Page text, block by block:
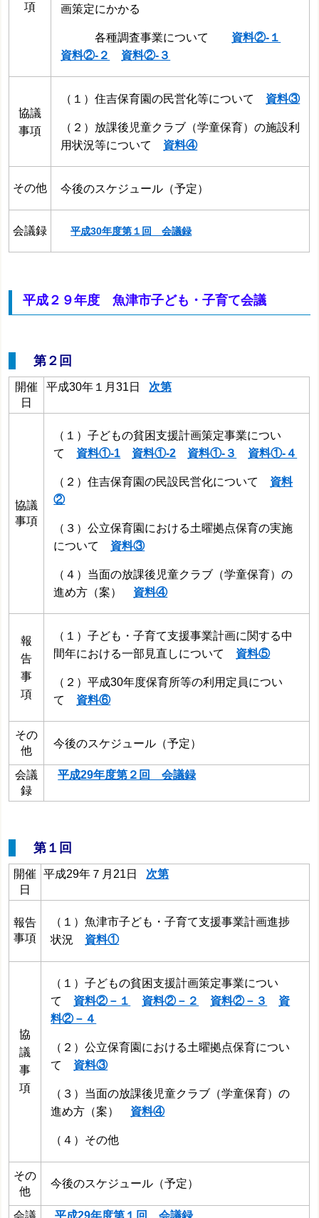
項
画策定にかかる
各種調査事業について
資料②-１
資料②-２
資料②-３
協議
事項
（１）住吉保育園の民営化等について 資料③
（２）放課後児童クラブ（学童保育）の施設利
用状況等について 資料④
その他 今後のスケジュール（予定）
会議録 平成30年度第１回 会議録
平成２９年度 魚津市子ども・子育て会議
第２回
開催
日
平成30年１月31日 次第
協議
事項
（１）子どもの貧困支援計画策定事業につい
て
資料①-1 資料①-2 資料①-３ 資料①-４
（２）住吉保育園の民設民営化について 資料
②
（３）公立保育園における土曜拠点保育の実施
について 資料③
（４）当面の放課後児童クラブ（学童保育）の
進め方（案） 資料④
報
告
事
項
（１）子ども・子育て支援事業計画に関する中
間年における一部見直しについて 資料⑤
（２）平成30年度保育所等の利用定員につい
て 資料⑥
その
他
今後のスケジュール（予定）
会議
録
平成29年度第２回 会議録
第１回
開催
日
平成29年７月21日 次第
報告
事項
（１）魚津市子ども・子育て支援事業計画進捗
状況 資料①
協
議
事
項
（１）子どもの貧困支援計画策定事業につい
て 資料②－１ 資料②－２ 資料②－３
資
料②－４
（２）公立保育園における土曜拠点保育につい
て 資料③
（３）当面の放課後児童クラブ（学童保育）の
進め方（案） 資料④
（４）その他
その
他
今後のスケジュール（予定）
会議 平成29年度第１回 会議録